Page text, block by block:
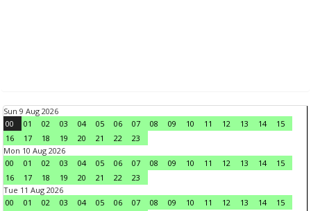
Sun 9 Aug 2026
00
01 02 03 04 05 06 07 08 09 10 11 12 13 14
15
16
17 18 19 20 21 22
23
Mon 10 Aug 2026
00
01 02 03 04 05 06 07 08 09 10 11 12 13 14
15
16
17 18 19 20 21 22
23
Tue 11 Aug 2026
00
01 02 03 04 05 06 07 08 09 10 11 12 13 14
15